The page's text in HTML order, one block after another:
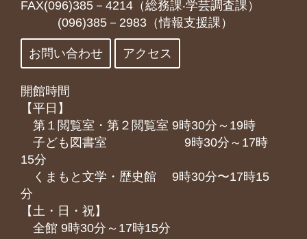
FAX(096)385－4214（総務課‧学芸調査課）
(096)385－2983（情報支援課）
お問い合わせ アクセス
開館時間
【平日】
第１閲覧室・第２閲覧室 9時30分～19時
子ども図書室 9時30分～17時
15分
くまもと⽂学・歴史館 9時30分〜17時15
分
【土・日・祝】
全館 9時30分～17時15分